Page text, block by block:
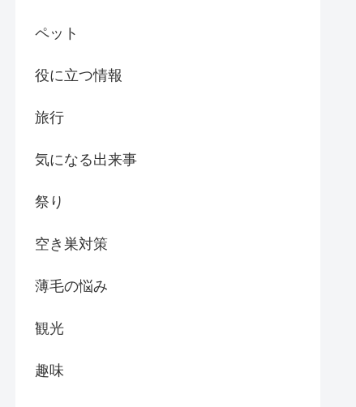
ペット
役に立つ情報
旅行
気になる出来事
祭り
空き巣対策
薄毛の悩み
観光
趣味